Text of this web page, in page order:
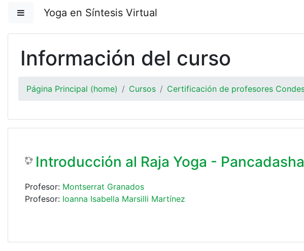
Saltar al contenido principal
Pánel lateral
Yoga en Síntesis Virtual
Información del curso
Página Principal (home) Cursos Certificación de profesores
Introducción al Raja Yoga -
Profesor: Montserrat Granados
Profesor: Ioanna Isabella Marsilli Martínez